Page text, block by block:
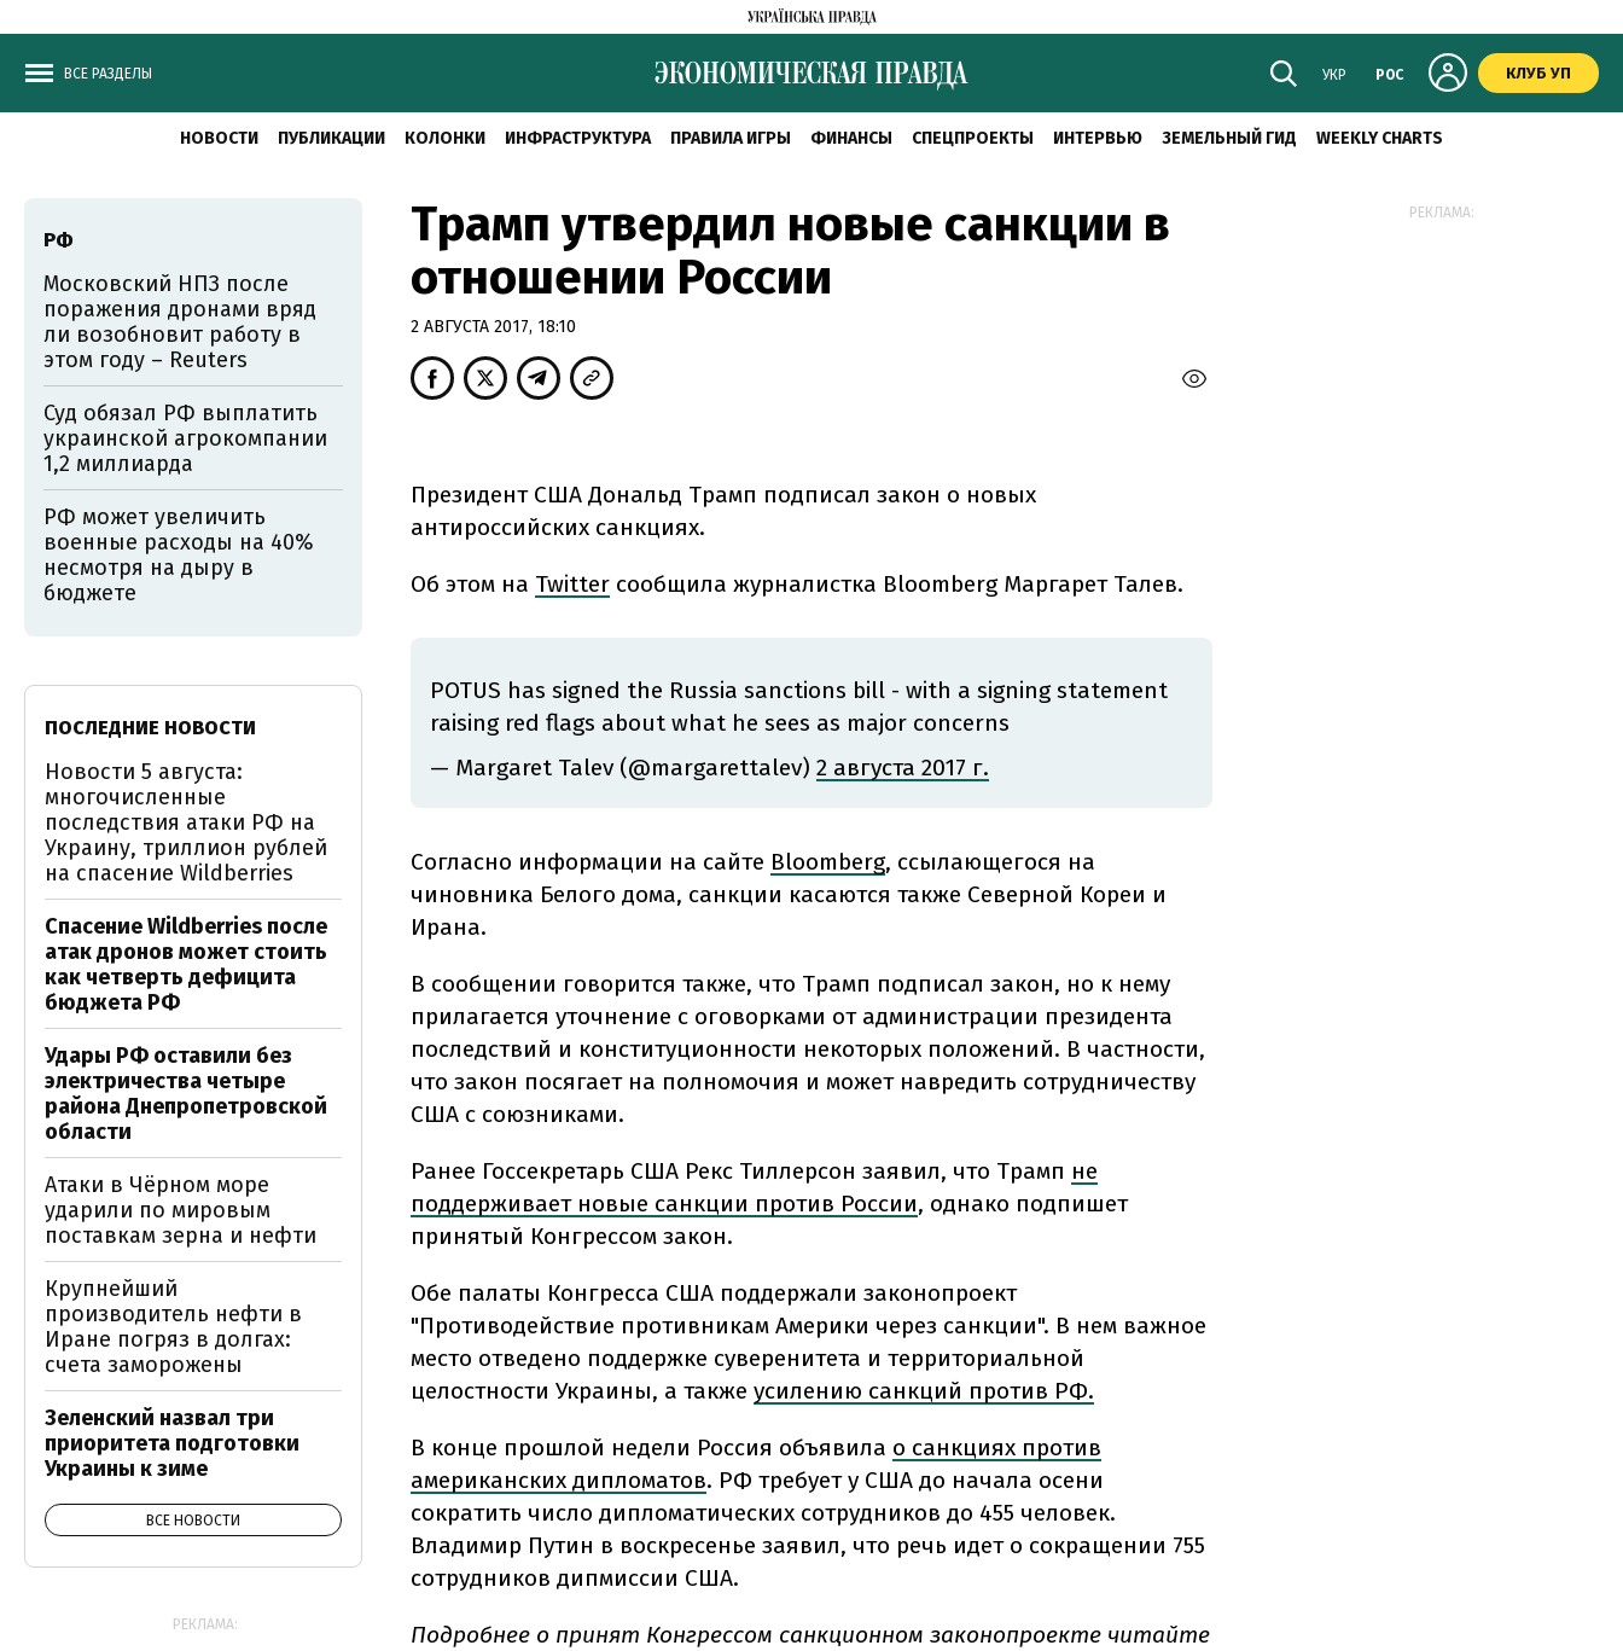
ВСЕ РАЗДЕЛЫ УКР РОС КЛУБ УП
НОВОСТИ ПУБЛИКАЦИИ КОЛОНКИ ИНФРАСТРУКТУРА ПРАВИЛА ИГРЫ ФИНАНСЫ СПЕЦПРОЕКТЫ ИНТЕРВЬЮ ЗЕМЕЛЬНЫЙ ГИД WEEKLY CHARTS
Трамп утвердил новые санкции в
отношении России
2 АВГУСТА 2017, 18:10
Президент США Дональд Трамп подписал закон о новых
антироссийских санкциях.
Об этом на Twitter сообщила журналистка Bloomberg Маргарет Талев.
POTUS has signed the Russia sanctions bill - with a signing statement
raising red flags about what he sees as major concerns
— Margaret Talev (@margarettalev) 2 августа 2017 г.
Согласно информации на сайте Bloomberg, ссылающегося на
чиновника Белого дома, санкции касаются также Северной Кореи и
Ирана.
В сообщении говорится также, что Трамп подписал закон, но к нему
прилагается уточнение с оговорками от администрации президента
последствий и конституционности некоторых положений. В частности,
что закон посягает на полномочия и может навредить сотрудничеству
США с союзниками.
Ранее Госсекретарь США Рекс Тиллерсон заявил, что Трамп не
поддерживает новые санкции против России, однако подпишет
принятый Конгрессом закон.
Обе палаты Конгресса США поддержали законопроект
"Противодействие противникам Америки через санкции". В нем важное
место отведено поддержке суверенитета и территориальной
целостности Украины, а также усилению санкций против РФ.
В конце прошлой недели Россия объявила о санкциях против
американских дипломатов. РФ требует у США до начала осени
сократить число дипломатических сотрудников до 455 человек.
Владимир Путин в воскресенье заявил, что речь идет о сокращении 755
сотрудников дипмиссии США.
Подробнее о принят Конгрессом санкционном законопроекте читайте
РФ
Московский НПЗ после
поражения дронами вряд
ли возобновит работу в
этом году – Reuters
Суд обязал РФ выплатить
украинской агрокомпании
1,2 миллиарда
РФ может увеличить
военные расходы на 40%
несмотря на дыру в
бюджете
ПОСЛЕДНИЕ НОВОСТИ
Новости 5 августа:
многочисленные
последствия атаки РФ на
Украину, триллион рублей
на спасение Wildberries
Спасение Wildberries после
атак дронов может стоить
как четверть дефицита
бюджета РФ
Удары РФ оставили без
электричества четыре
района Днепропетровской
области
Атаки в Чёрном море
ударили по мировым
поставкам зерна и нефти
Крупнейший
производитель нефти в
Иране погряз в долгах:
счета заморожены
Зеленский назвал три
приоритета подготовки
Украины к зиме
ВСЕ НОВОСТИ
РЕКЛАМА:
РЕКЛАМА: